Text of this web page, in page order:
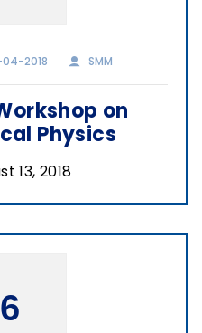
2018 SMM
on
Physics
13, 2018